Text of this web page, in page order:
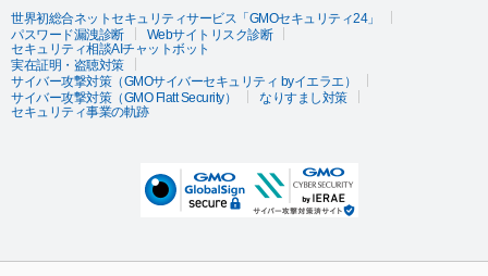
世界初総合ネットセキュリティサービス「GMOセキュリティ24」
パスワード漏洩診断
Webサイトリスク診断
セキュリティ相談AIチャットボット
実在証明・盗聴対策
サイバー攻撃対策（GMOサイバーセキュリティ byイエラエ）
サイバー攻撃対策（GMO Flatt Security）
なりすまし対策
セキュリティ事業の軌跡